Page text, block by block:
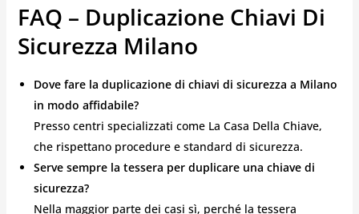
FAQ – Duplicazione Chiavi Di
Sicurezza Milano
Dove fare la duplicazione di chiavi di sicurezza a Milano
in modo affidabile?
Presso centri specializzati come La Casa Della Chiave,
che rispettano procedure e standard di sicurezza.
Serve sempre la tessera per duplicare una chiave di
sicurezza?
Nella maggior parte dei casi sì, perché la tessera